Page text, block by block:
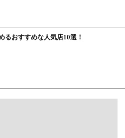
るおすすめな人気店10選！